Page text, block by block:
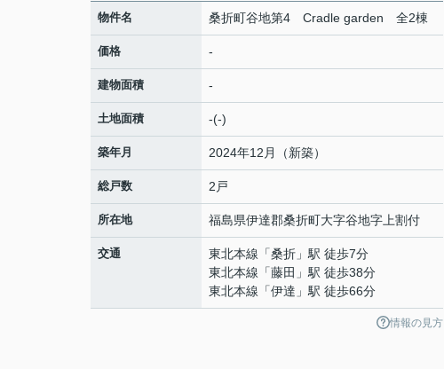
物件名 桑折町谷地第4 Cradle garden 全2棟
価格 -
建物面積 -
土地面積 -(-)
築年月 2024年12月（新築）
総戸数 2戸
所在地 福島県伊達郡桑折町大字谷地字上割付
交通 東北本線 「桑折 」駅 徒歩7分
東北本線 「藤田 」駅 徒歩38分
東北本線 「伊達 」駅 徒歩66分
情報の見方